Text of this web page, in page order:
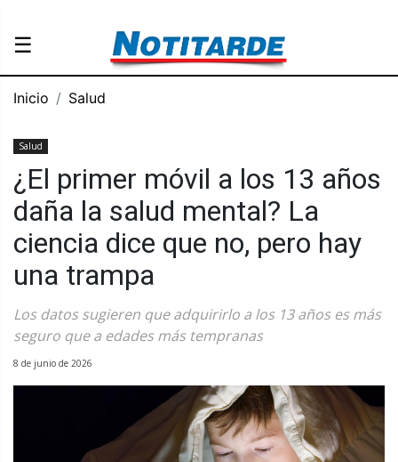
☰
Inicio Salud
Salud
¿El primer móvil a los 13 años
daña la salud mental? La
ciencia dice que no, pero hay
una trampa
Los datos sugieren que adquirirlo a los 13 años es más
seguro que a edades más tempranas
8 de junio de 2026